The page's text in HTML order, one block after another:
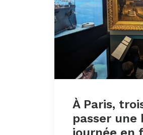
À Paris,
passer une